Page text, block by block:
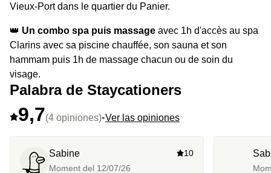
Vieux-Port dans le quartier du Panier.
👑 Un combo spa puis massage avec 1h d'accès au spa
Clarins avec sa piscine chauffée, son sauna et son
hammam puis 1h de massage chacun ou de soin du
visage.
⭐️ Le highlight :passez sous la cascade de la piscine,
détente garantie.
Palabra de Staycationers
9,7(4 opiniones)•Ver las opiniones
Sabine
Moment del 12/07/26
10